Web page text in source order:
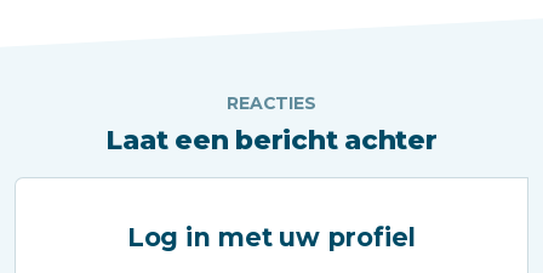
REACTIES
Laat een bericht achter
Log in met uw profiel